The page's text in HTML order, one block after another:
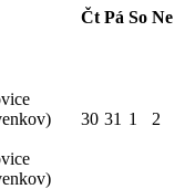
Čt Pá So Ne
30 31 1 2